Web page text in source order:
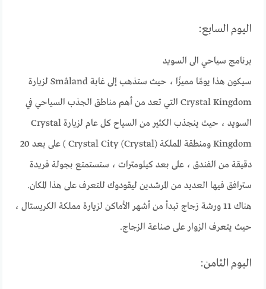
اليوم السابع:
برنامج سياحي الى السويد
سيكون هذا يومًا مميزًا ، حيث ستذهب إلى غابة Småland لزيارة
Crystal Kingdom التي تعد من أهم مناطق الجذب السياحي في
السويد ، حيث ينجذب الكثير من السياح كل عام لزيارة Crystal
Kingdom ومنطقة المملكة Crystal City (Crystal) ) على بعد 20
دقيقة من الفندق ، على بعد كيلومترات ، ستستمتع بجولة فريدة
سترافق فيها العديد من المرشدين ليقودوك للتعرف على هذا المكان.
هناك 11 ورشة زجاج تبدأ من أشهر الأماكن لزيارة مملكة الكريستال ،
حيث يتعرف الزوار على صناعة الزجاج.
اليوم الثامن: